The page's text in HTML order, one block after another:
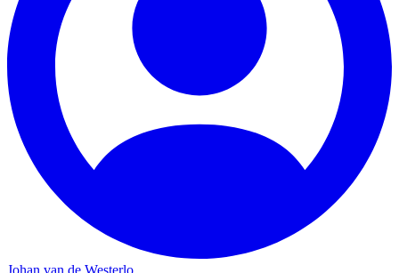
Johan van de Westerlo